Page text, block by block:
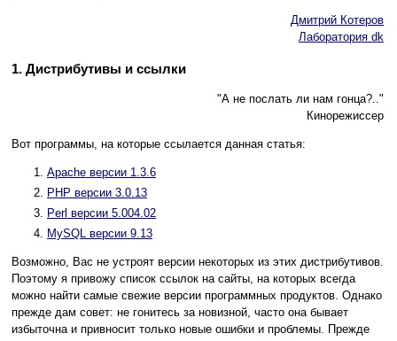
Дмитрий Котеров
Лаборатория dk
1. Дистрибутивы и ссылки
"А не послать ли нам гонца?.."
Кинорежиссер
Вот программы, на которые ссылается данная статья:
Apache версии 1.3.6
PHP версии 3.0.13
Perl версии 5.004.02
MySQL версии 9.13
Возможно, Вас не устроят версии некоторых из этих дистрибутивов.
Поэтому я привожу список ссылок на сайты, на которых всегда
можно найти самые свежие версии программных продуктов. Однако
прежде дам совет: не гонитесь за новизной, часто она бывает
избыточна и привносит только новые ошибки и проблемы. Прежде